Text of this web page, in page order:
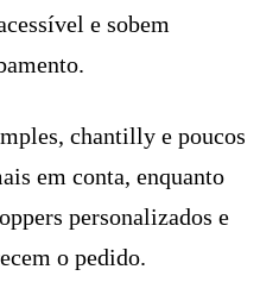
e sobem
chantilly e poucos
em conta, enquanto
personalizados e
o pedido.